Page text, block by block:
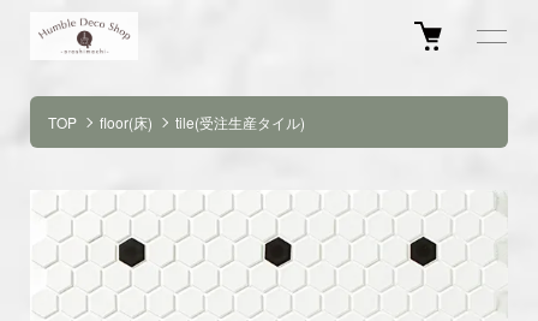
TOP floor(床) tile(受注生産タイル)